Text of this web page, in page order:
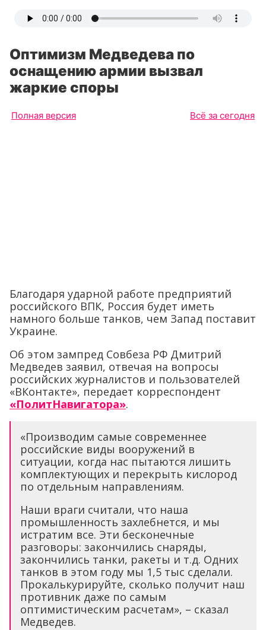
Оптимизм Медведева по
оснащению армии вызвал
жаркие споры
Полная версия Всё за сегодня
Благодаря ударной работе предприятий
российского ВПК, Россия будет иметь
намного больше танков, чем Запад поставит
Украине.
Об этом зампред Совбеза РФ Дмитрий
Медведев заявил, отвечая на вопросы
российских журналистов и пользователей
«ВКонтакте», передает корреспондент
«ПолитНавигатора».
«Производим самые современнее
российские виды вооружений в
ситуации, когда нас пытаются лишить
комплектующих и перекрыть кислород
по отдельным направлениям.
Наши враги считали, что наша
промышленность захлебнется, и мы
истратим все. Эти бесконечные
разговоры: закончились снаряды,
закончились танки, ракеты и т.д. Одних
танков в этом году мы 1,5 тыс сделали.
Прокалькурируйте, сколько получит наш
противник даже по самым
оптимистическим расчетам», – сказал
Медведев.